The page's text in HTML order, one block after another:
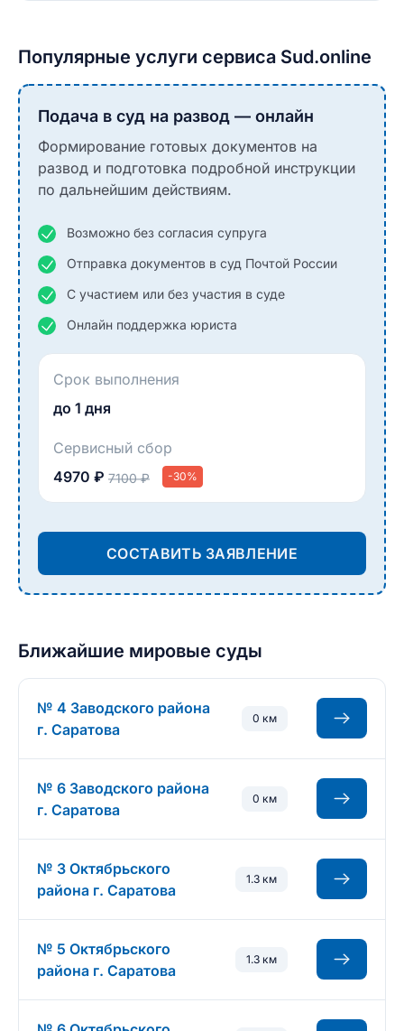
Популярные услуги сервиса Sud.online
Подача в суд на развод — онлайн
Формирование готовых документов на
развод и подготовка подробной инструкции
по дальнейшим действиям.
Возможно без согласия супруга
Отправка документов в суд Почтой России
С участием или без участия в суде
Онлайн поддержка юриста
Срок выполнения
до 1 дня
Сервисный сбор
4970 ₽ 7100 ₽ -30%
СОСТАВИТЬ ЗАЯВЛЕНИЕ
Ближайшие мировые суды
№ 4 Заводского района
г. Саратова
0 км
№ 6 Заводского района
г. Саратова
0 км
№ 3 Октябрьского
района г. Саратова
1.3 км
№ 5 Октябрьского
района г. Саратова
1.3 км